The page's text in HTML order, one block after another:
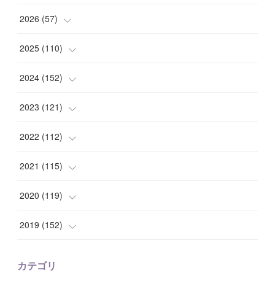
2026 (57)
( 1)
(10)
(9)
( 7)
( 8 )
2025 (110)
(10)
(7)
( 8)
( 7 )
( 10)
9
2024 (152)
(14)
( 15)
( 11)
( 10)
( 11)
2023 (121)
( 12)
( 8)
( 8)
( 6)
2022 (112)
( 10)
( 7)
(8)
2021 (115)
( 14)
(13)
2020 (119)
(7)
2019 (152)
カテゴリ